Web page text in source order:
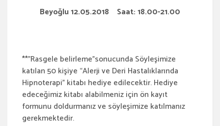
Beyoğlu 12.05.2018 Saat: 18.00-21.00
**”Rasgele belirleme”sonucunda Söyleşimize
katılan 50 kişiye “Alerji ve Deri Hastalıklarında
Hipnoterapi” kitabı hediye edilecektir. Hediye
edeceğimiz kitabı alabilmeniz için ön kayıt
formunu doldurmanız ve söyleşimize katılmanız
gerekmektedir.